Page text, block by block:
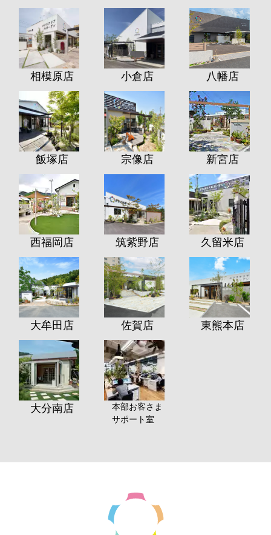
相模原店 小倉店 八幡店
飯塚店 宗像店 新宮店
西福岡店 筑紫野店 久留米店
大牟田店 佐賀店 東熊本店
大分南店
本部お客さま
サポート室